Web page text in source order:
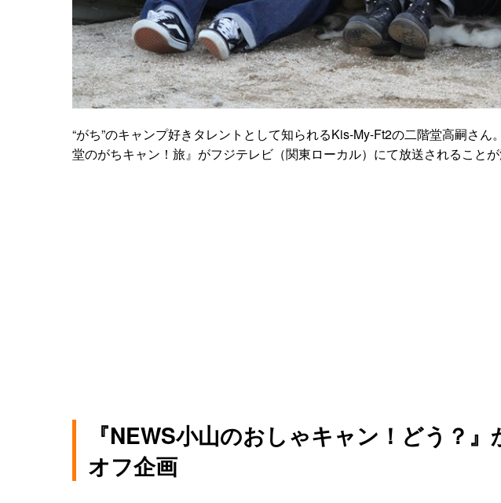
“がち”のキャンプ好きタレントとして知られるKis-My-Ft2の二階堂高嗣さ
堂のがちキャン！旅』がフジテレビ（関東ローカル）にて放送されることが
『NEWS小山のおしゃキャン！どう？
オフ企画